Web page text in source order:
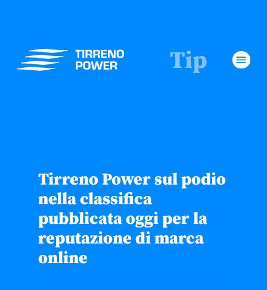
Tip menu
Tirreno Power sul podio
nella classifica
pubblicata oggi per la
reputazione di marca
online